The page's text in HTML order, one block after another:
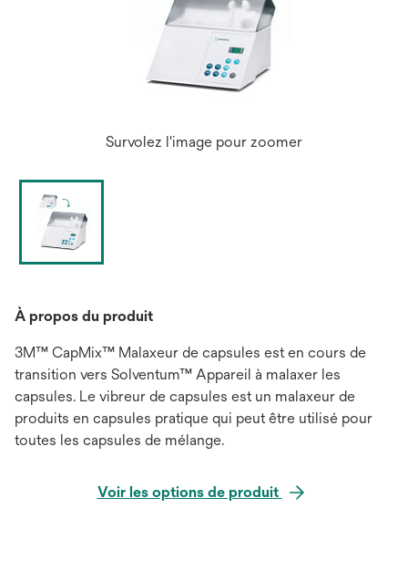
Survolez l'image pour zoomer
À propos du produit
3M™ CapMix™ Malaxeur de capsules est en cours de
transition vers Solventum™ Appareil à malaxer les
capsules. Le vibreur de capsules est un malaxeur de
produits en capsules pratique qui peut être utilisé pour
toutes les capsules de mélange.
Voir les options de produit